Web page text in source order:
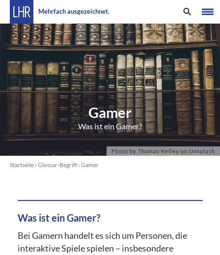
Mehrfach ausgezeichnet.
Gamer
Was ist ein Gamer?
Startseite › Glossar-Begriff › Gamer
Was ist ein Gamer?
Bei Gamern handelt es sich um Personen, die
interaktive Spiele spielen – insbesondere